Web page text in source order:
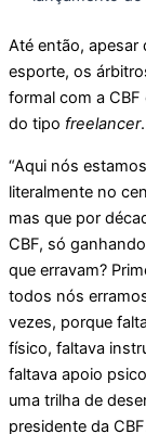
Até então, apesar
esporte, os
formal com a
do tipo freelancer.
“Aqui nós
literalmente no
mas que por
CBF, só
que erravam?
todos nós
vezes, porque
físico, faltava
faltava apoio
uma trilha de
presidente da